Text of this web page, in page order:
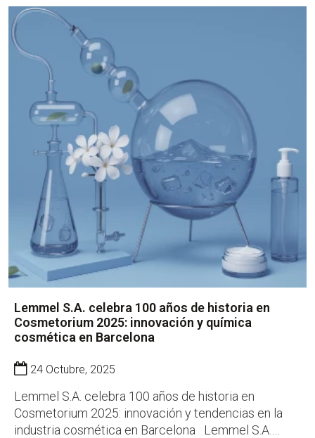
Lemmel S.A. celebra 100 años de historia en
Cosmetorium 2025: innovación y química
cosmética en Barcelona
24 Octubre, 2025
Lemmel S.A. celebra 100 años de historia en
Cosmetorium 2025: innovación y tendencias en la
industria cosmética en Barcelona Lemmel S.A.